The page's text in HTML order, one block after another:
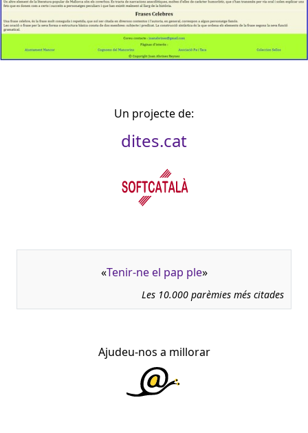
Un projecte de:
dites.cat
«Tenir-ne el pap ple»
Les 10.000 parèmies més citades
Ajudeu-nos a millorar